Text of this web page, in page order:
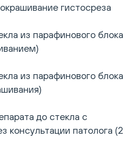
гистосреза
из парафинового блока
из парафинового блока
до стекла с
консультации патолога (2